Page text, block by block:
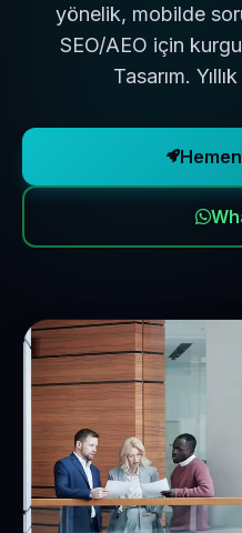
yönelik, mobilde
SEO/AEO için
Tasarım.